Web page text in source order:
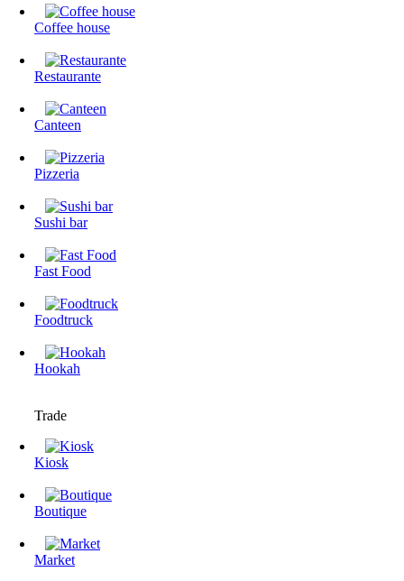
Coffee house
Restaurante
Canteen
Pizzeria
Sushi bar
Fast Food
Foodtruck
Hookah
Trade
Kiosk
Boutique
Market